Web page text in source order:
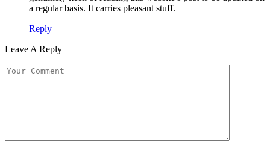
a regular basis. It carries pleasant stuff.
Reply
Leave A Reply